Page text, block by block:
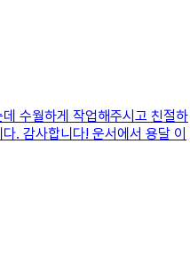
수월하게 작업해주시고 친절하
. 감사합니다! 운서에서 용달 이